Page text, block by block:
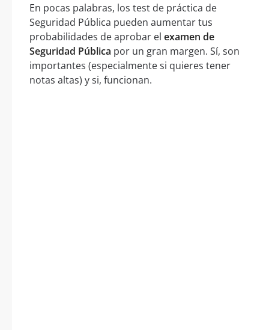
En pocas palabras, los test de práctica de
Seguridad Pública pueden aumentar tus
probabilidades de aprobar el examen de
Seguridad Pública por un gran margen. Sí, son
importantes (especialmente si quieres tener
notas altas) y si, funcionan.